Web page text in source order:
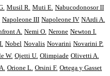
Musil R. Muti E. Nabucodonosor II
Napoleone III Napoleone IV NArdi A.
A. Nemi O. Nerone Newton I.
Nobel Novalis Novarini Novarini P.
W. Ojetti U. Olimpiade Olivetti A.
Orione L. Orsini F. Ortega y Gasset